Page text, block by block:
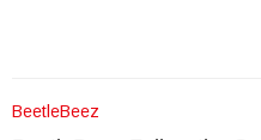
BeetleBeez